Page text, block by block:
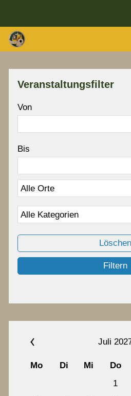
Veranstaltungsfilter
Von
Bis
Löschen
Filtern
Juli
Mo Di Mi Do
1